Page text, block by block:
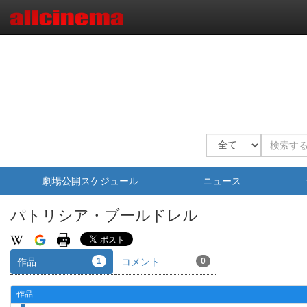
劇場公開スケジュール ニュース
パトリシア・ブールドレル
作品 1 コメント 0
作品